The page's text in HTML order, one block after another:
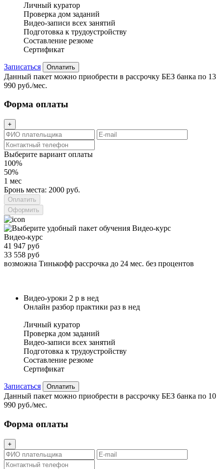
Личный куратор
Проверка дом заданий
Видео-записи всех занятий
Подготовка к трудоустройству
Составление резюме
Сертификат
Записаться Оплатить
Данный пакет можно приобрести в рассрочку БЕЗ банка по 13
990 руб./мес.
Форма оплаты
+
Выберите вариант оплаты
100%
50%
1 мес
Бронь места: 2000 руб.
Оформить
Видео-курс
41 947 руб
33 558 руб
возможна Тинькофф рассрочка до 24 мес. без процентов
Видео-уроки 2 р в нед
Онлайн разбор практики раз в нед
Личный куратор
Проверка дом заданий
Видео-записи всех занятий
Подготовка к трудоустройству
Составление резюме
Сертификат
Записаться Оплатить
Данный пакет можно приобрести в рассрочку БЕЗ банка по 10
990 руб./мес.
Форма оплаты
+